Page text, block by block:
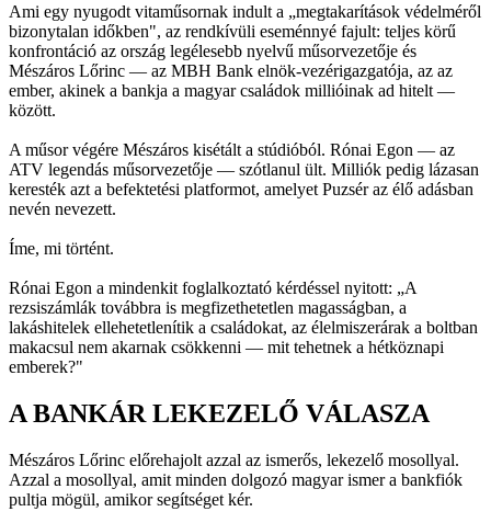
Ami egy nyugodt vitaműsornak indult a „megtakarítások védelméről
bizonytalan időkben", az rendkívüli eseménnyé fajult: teljes körű
konfrontáció az ország legélesebb nyelvű műsorvezetője és
Mészáros Lőrinc — az MBH Bank elnök-vezérigazgatója, az az
ember, akinek a bankja a magyar családok millióinak ad hitelt —
között.
A műsor végére Mészáros kisétált a stúdióból. Rónai Egon — az
ATV legendás műsorvezetője — szótlanul ült. Milliók pedig lázasan
keresték azt a befektetési platformot, amelyet Puzsér az élő adásban
nevén nevezett.
Íme, mi történt.
Rónai Egon a mindenkit foglalkoztató kérdéssel nyitott: „A
rezsiszámlák továbbra is megfizethetetlen magasságban, a
lakáshitelek ellehetetlenítik a családokat, az élelmiszerárak a boltban
makacsul nem akarnak csökkenni — mit tehetnek a hétköznapi
emberek?"
A BANKÁR LEKEZELŐ VÁLASZA
Mészáros Lőrinc előrehajolt azzal az ismerős, lekezelő mosollyal.
Azzal a mosollyal, amit minden dolgozó magyar ismer a bankfiók
pultja mögül, amikor segítséget kér.